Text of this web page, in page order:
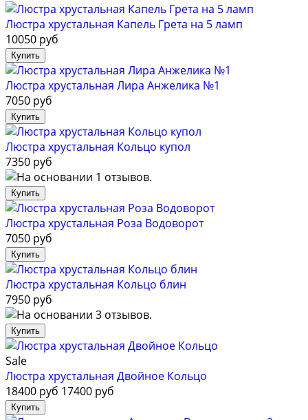
Люстра хрустальная Капель Грета на 5 ламп
10050 руб
Люстра хрустальная Лира Анжелика №1
7050 руб
Люстра хрустальная Кольцо купол
7350 руб
Люстра хрустальная Роза Водоворот
7050 руб
Люстра хрустальная Кольцо блин
7950 руб
Sale
Люстра хрустальная Двойное Кольцо
18400 руб 17400 руб